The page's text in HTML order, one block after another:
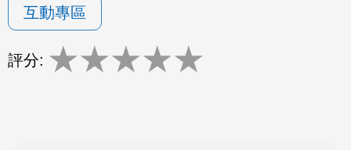
互動專區
評分: ★★★★★